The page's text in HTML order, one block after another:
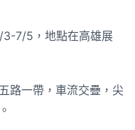
3-7/5，地點在高雄展
路一帶，車流交疊，尖